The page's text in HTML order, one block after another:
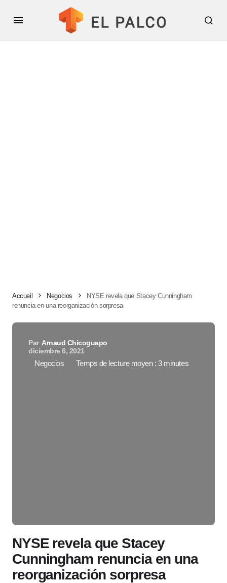
Accueil Negocios
NYSE revela que Stacey Cunningham
renuncia en una reorganización sorpresa
Par Arnaud Chicoguapo
diciembre 6, 2021
Negocios Temps de lecture moyen : 3 minutes
NYSE revela que Stacey
Cunningham renuncia en una
reorganización sorpresa